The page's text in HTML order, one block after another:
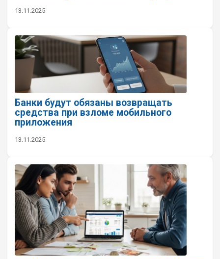
13.11.2025
Банки будут обязаны возвращать
средства при взломе мобильного
приложения
13.11.2025